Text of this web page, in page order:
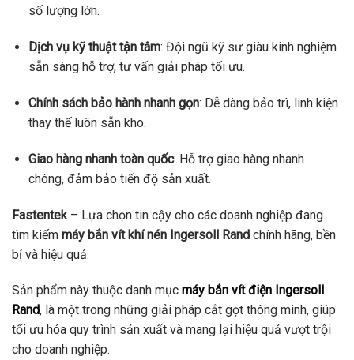
số lượng lớn.
Dịch vụ kỹ thuật tận tâm: Đội ngũ kỹ sư giàu kinh nghiệm
sẵn sàng hỗ trợ, tư vấn giải pháp tối ưu.
Chính sách bảo hành nhanh gọn: Dễ dàng bảo trì, linh kiện
thay thế luôn sẵn kho.
Giao hàng nhanh toàn quốc: Hỗ trợ giao hàng nhanh
chóng, đảm bảo tiến độ sản xuất.
Fastentek – Lựa chọn tin cậy cho các doanh nghiệp đang
tìm kiếm máy bắn vít khí nén Ingersoll Rand chính hãng, bền
bỉ và hiệu quả.
Sản phẩm này thuộc danh mục máy bắn vít điện Ingersoll
Rand, là một trong những giải pháp cắt gọt thông minh, giúp
tối ưu hóa quy trình sản xuất và mang lại hiệu quả vượt trội
cho doanh nghiệp.